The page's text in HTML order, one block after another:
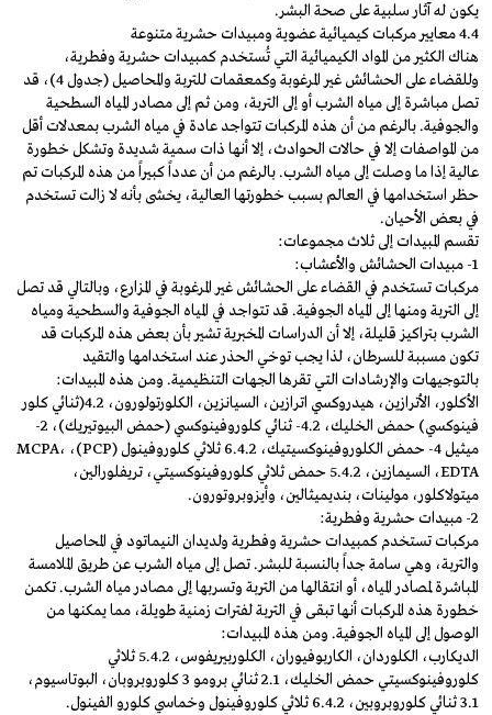
يكون له آثار سلبية على صحة البشر.
4.4 معايير مركبات كيميائية عضوية ومبيدات حشرية متنوعة
هناك الكثير من المواد الكيميائية التي تُستخدم كمبيدات حشرية وفطرية،
وللقضاء على الحشائش غير المرغوبة وكمعقمات للتربة والمحاصيل (جدول 4)، قد
تصل مباشرة إلى مياه الشرب أو إلى التربة، ومن ثم إلى مصادر المياه السطحية
والجوفية. بالرغم من أن هذه المركبات تتواجد عادة في مياه الشرب بمعدلات أقل
من المواصفات إلا في حالات الحوادث، إلا أنها ذات سمية شديدة وتشكل خطورة
عالية إذا ما وصلت إلى مياه الشرب. بالرغم من أن عدداً كبيراً من هذه المركبات تم
حظر استخدامها في العالم بسبب خطورتها العالية، يخشى بأنه لا زالت تستخدم
في بعض الأحيان.
تقسم المبيدات إلى ثلاث مجموعات:
1- مبيدات الحشائش والأعشاب:
مركبات تستخدم في القضاء على الحشائش غير المرغوبة في المزارع، وبالتالي قد تصل
إلى التربة ومنها إلى المياه الجوفية. قد تتواجد في المياه الجوفية والسطحية ومياه
الشرب بتراكيز قليلة، إلا أن الدراسات المخبرية تشير بأن بعض هذه المركبات قد
تكون مسببة للسرطان، لذا يجب توخي الحذر عند استخدامها والتقيد
بالتوجيهات والإرشادات التي تقرها الجهات التنظيمية. ومن هذه المبيدات:
الأكلور، الأترازين، هيدروكسي اترازين، السيانزين، الكلورتولورون، 4.2(ثنائي كلور
فينوكسي) حمض الخليك، 4.2- ثنائي كلوروفينوكسي (حمض البيوتيريك)، 2-
ميثيل 4- حمض الكلوروفينوكسيتيك، 6.4.2 ثلاثي كلوروفينول (PCP)، MCPA،
EDTA، السيمازين، 5.4.2 حمض ثلاثي كلوروفينوكسيتي، تريفلورالين،
ميتولاكلور، مولينات، بنديميثالين، وأيزوبروتورون.
2- مبيدات حشرية وفطرية:
مركبات تستخدم كمبيدات حشرية وفطرية ولديدان النيماتود في المحاصيل
والتربة، وهي سامة جداً بالنسبة للبشر. تصل إلى مياه الشرب عن طريق الملامسة
المباشرة لمصادر المياه، أو انتقالها من التربة وتسربها إلى مصادر مياه الشرب. تكمن
خطورة هذه المركبات أنها تبقى في التربة لفترات زمنية طويلة، مما يمكنها من
الوصول إلى المياه الجوفية. ومن هذه المبيدات:
الديكارب، الكلوردان، الكاربوفيوران، الكلوربيريفوس، 5.4.2 ثلاثي
كلوروفينوكسيتي حمض الخليك، 2.1 ثنائي برومو 3 كلوروبروبان، البوتاسيوم،
3.1 ثنائي كلوروبروبين، 6.4.2 ثلاثي كلوروفينول وخماسي كلورو الفينول.